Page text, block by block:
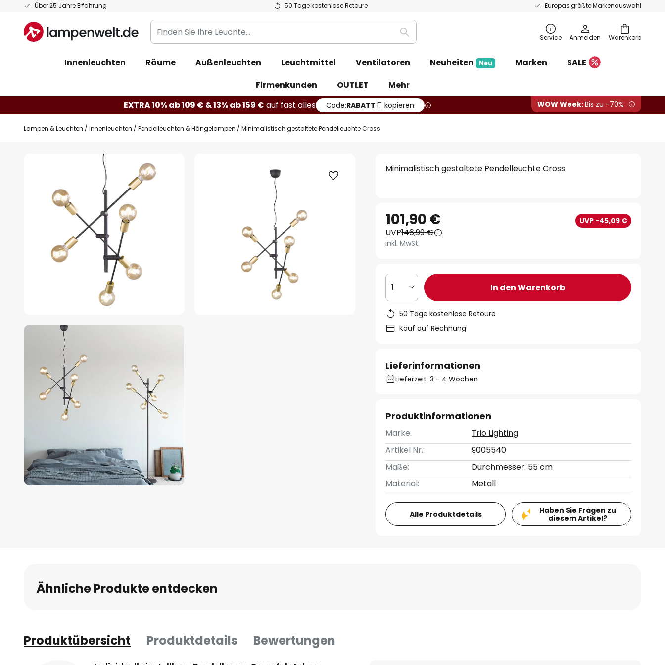
Über 25 Jahre Erfahrung 50 Tage kostenlose Retoure Europas größte Markenauswahl
Zum
springen
Warenkorb
Finden
Sie
Leuchte...
Suche Service Anmelden
Innenleuchten Räume Außenleuchten Leuchtmittel Ventilatoren Neuheiten Neu Marken
SALE
Firmenkunden
OUTLET
Mehr
EXTRA 10% ab 109 € & 13% ab 159 € auf fast alles Code:RABATT kopieren WOW Week:Bis zu -70%
Lampen & Leuchten Innenleuchten Pendelleuchten & Hängelampen Minimalistisch gestaltete Pendelleuchte Cross
Bildgalerie
springen
Minimalistisch gestaltete Pendelleuchte Cross
101,90 € UVP -45,09 €
UVP146,99 €
inkl. MwSt.
1 In den Warenkorb
50 Tage kostenlose Retoure
Kauf auf Rechnung
Lieferinformationen
Lieferzeit: 3 - 4 Wochen
Produktinformationen
Marke:
Trio Lighting
Artikel Nr.:
9005540
Maße:
Durchmesser: 55 cm
Material:
Metall
Alle Produktdetails
Haben Sie Fragen zu
diesem Artikel?
Ähnliche Produkte entdecken
Produktübersicht Produktdetails Bewertungen